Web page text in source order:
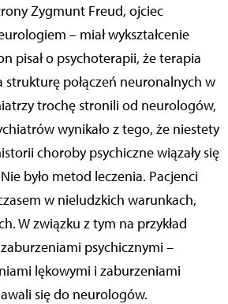
Zygmunt Freud, ojciec
– miał wykształcenie
pisał o psychoterapii, że terapia
połączeń neuronalnych w
trochę stronili od neurologów,
wynikało z tego, że niestety
choroby psychiczne wiązały się
było metod leczenia. Pacjenci
w nieludzkich warunkach,
W związku z tym na przykład
psychicznymi –
lękowymi i zaburzeniami
się do neurologów.